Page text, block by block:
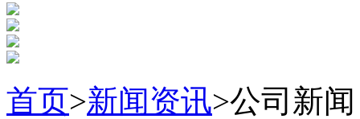
首页>新闻资讯>公司新闻